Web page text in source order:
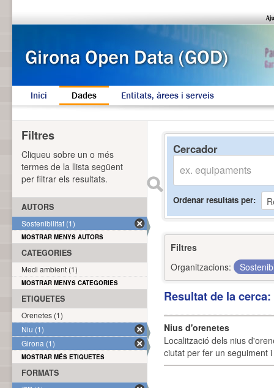
Inici Dades Entitats, àrees i serveis
Cercador
Ordenar resultats per
Filtres
Organitzacions:
Resultat de la
Nius d'orenetes
Localització dels nius
ciutat per fer un seguiment
Filtres
Cliqueu sobre un o més
termes de la llista següent
per filtrar els resultats.
AUTORS
Sostenibilitat (1)
MOSTRAR MENYS AUTORS
CATEGORIES
Medi ambient (1)
MOSTRAR MENYS CATEGORIES
ETIQUETES
Orenetes (1)
Niu (1)
Girona (1)
MOSTRAR MÉS ETIQUETES
FORMATS